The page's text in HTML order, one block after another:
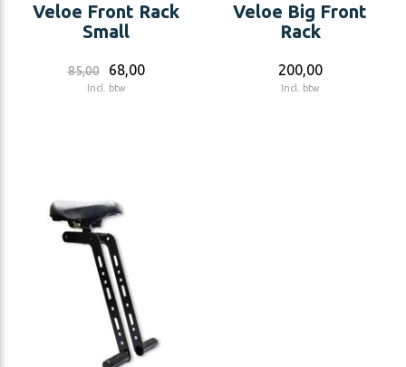
Veloe Front Rack
Small
85,00 68,00
Incl. btw
Veloe Big Front
Rack
200,00
Incl. btw